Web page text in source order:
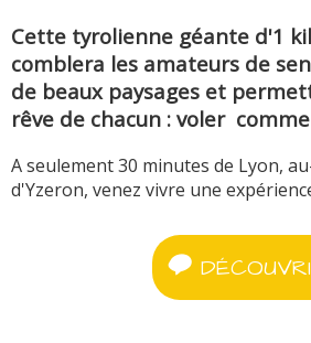
Cette tyrolienne géante d'1
comblera les amateurs de
de beaux paysages et
rêve de chacun : voler
A seulement 30 minutes de Lyon,
d'Yzeron, venez vivre une